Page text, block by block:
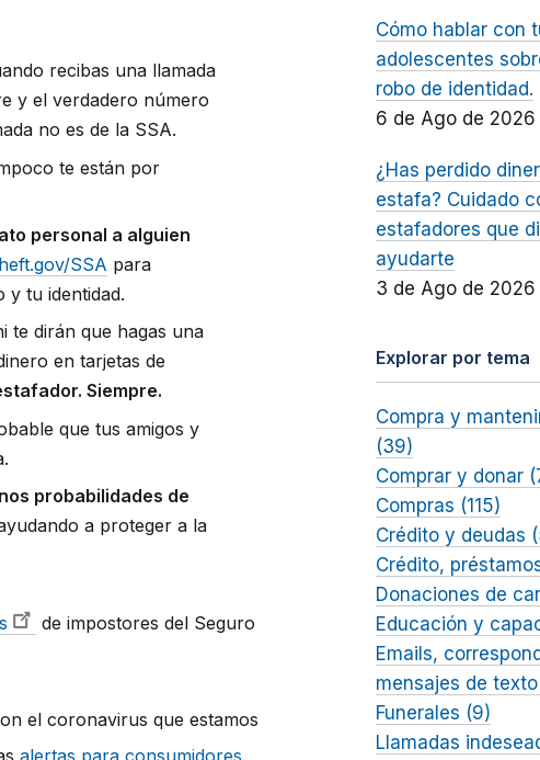
recibas una llamada
y el verdadero número
no es de la SSA.
te están por
personal a alguien
SSA para
y tu identidad.
te dirán que hagas una
en tarjetas de
Siempre.
que tus amigos y
probabilidades de
a proteger a la
de impostores del Seguro
el coronavirus que estamos
Cómo hablar con
adolescentes
robo de identidad.
6 de Ago de 2026
¿Has perdido
estafa? Cuidado
estafadores que
ayudarte
3 de Ago de 2026
Explorar por tema
Compra y
(39)
Comprar y donar
Compras (115)
Crédito y deudas
Crédito,
Donaciones de
Educación y
Emails,
mensajes de
Funerales (9)
Llamadas